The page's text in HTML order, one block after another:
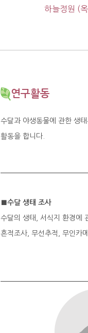
하늘정원 (
연구활동
수달과 야생동물에 관한 생
활동을 합니다.
■수달 생태 조사
수달의 생태, 서식지 환경에
흔적조사, 무선추적, 무인카